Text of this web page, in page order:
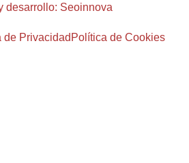
desarrollo: Seoinnova
de Privacidad Política de Cookies